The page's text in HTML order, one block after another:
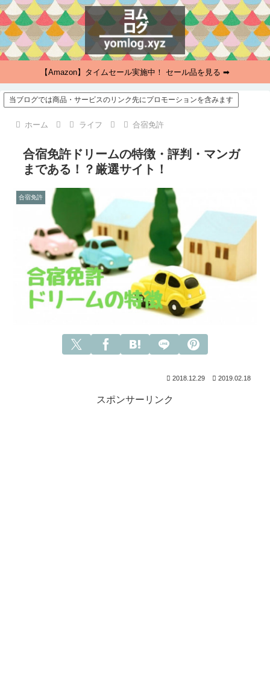
【Amazon】タイムセール実施中！ セール品を見る ➡
当ブログでは商品・サービスのリンク先にプロモーションを含みます
ホーム ライフ 合宿免許
合宿免許ドリームの特徴・評判・マンガ
まである！？厳選サイト！
合宿免許
2018.12.29 2019.02.18
スポンサーリンク